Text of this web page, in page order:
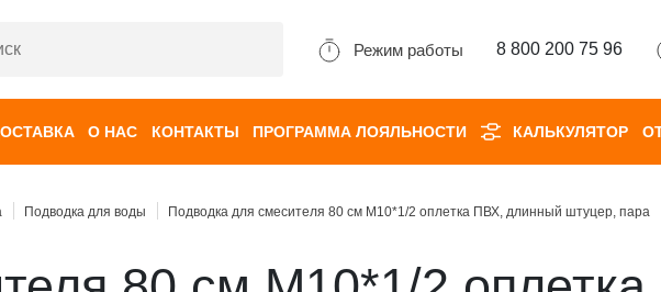
Режим работы 8 800 200 75 96
О НАС КОНТАКТЫ ПРОГРАММА ЛОЯЛЬНОСТИ КАЛЬКУЛЯТОР
Подводка для воды Подводка для смесителя 80 см М10*1/2 оплетка ПВХ, длинный штуцер, пара